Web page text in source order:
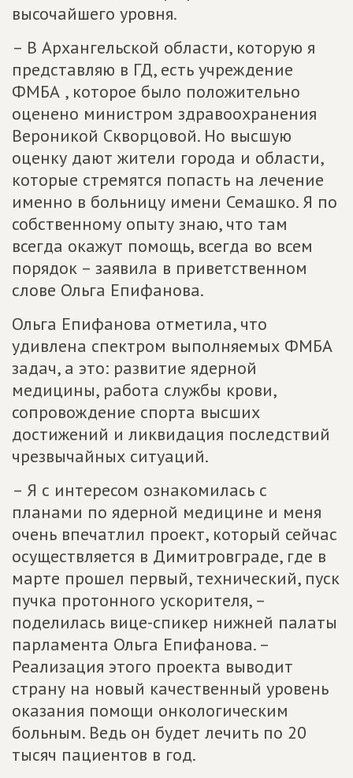
высочайшего уровня.
– В Архангельской области, которую я
представляю в ГД, есть учреждение
ФМБА , которое было положительно
оценено министром здравоохранения
Вероникой Скворцовой. Но высшую
оценку дают жители города и области,
которые стремятся попасть на лечение
именно в больницу имени Семашко. Я по
собственному опыту знаю, что там
всегда окажут помощь, всегда во всем
порядок – заявила в приветственном
слове Ольга Епифанова.
Ольга Епифанова отметила, что
удивлена спектром выполняемых ФМБА
задач, а это: развитие ядерной
медицины, работа службы крови,
сопровождение спорта высших
достижений и ликвидация последствий
чрезвычайных ситуаций.
– Я с интересом ознакомилась с
планами по ядерной медицине и меня
очень впечатлил проект, который сейчас
осуществляется в Димитровграде, где в
марте прошел первый, технический, пуск
пучка протонного ускорителя, –
поделилась вице-спикер нижней палаты
парламента Ольга Епифанова. –
Реализация этого проекта выводит
страну на новый качественный уровень
оказания помощи онкологическим
больным. Ведь он будет лечить по 20
тысяч пациентов в год.